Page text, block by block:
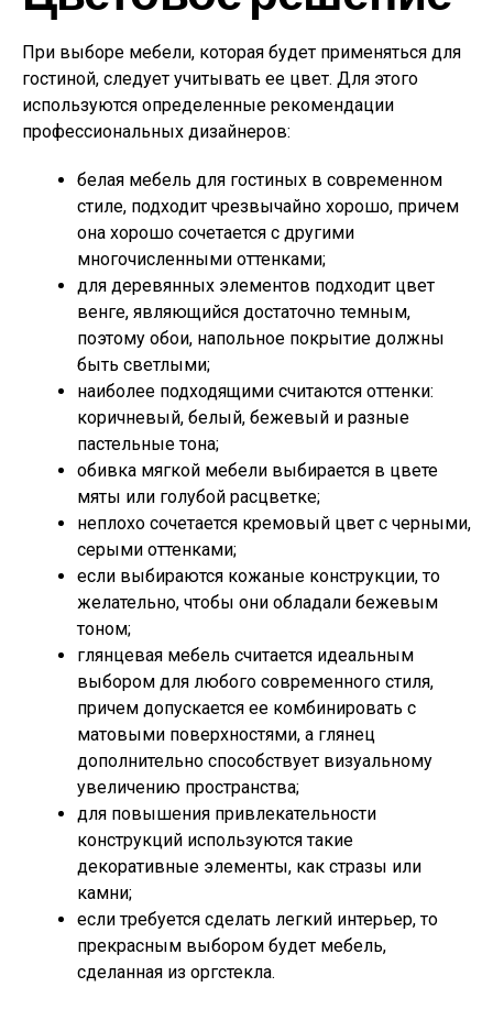
При выборе мебели, которая будет применяться для
гостиной, следует учитывать ее цвет. Для этого
используются определенные рекомендации
профессиональных дизайнеров:
белая мебель для гостиных в современном
стиле, подходит чрезвычайно хорошо, причем
она хорошо сочетается с другими
многочисленными оттенками;
для деревянных элементов подходит цвет
венге, являющийся достаточно темным,
поэтому обои, напольное покрытие должны
быть светлыми;
наиболее подходящими считаются оттенки:
коричневый, белый, бежевый и разные
пастельные тона;
обивка мягкой мебели выбирается в цвете
мяты или голубой расцветке;
неплохо сочетается кремовый цвет с черными,
серыми оттенками;
если выбираются кожаные конструкции, то
желательно, чтобы они обладали бежевым
тоном;
глянцевая мебель считается идеальным
выбором для любого современного стиля,
причем допускается ее комбинировать с
матовыми поверхностями, а глянец
дополнительно способствует визуальному
увеличению пространства;
для повышения привлекательности
конструкций используются такие
декоративные элементы, как стразы или
камни;
если требуется сделать легкий интерьер, то
прекрасным выбором будет мебель,
сделанная из оргстекла.